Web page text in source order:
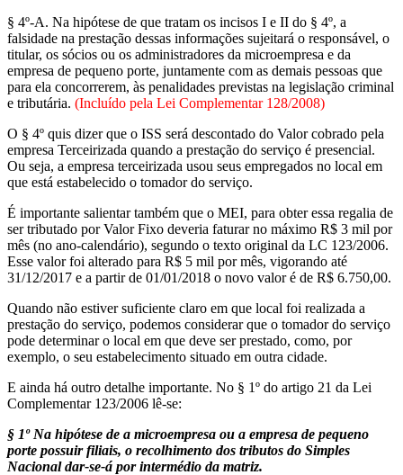
§ 4º-A. Na hipótese de que tratam os incisos I e II do § 4º, a
falsidade na prestação dessas informações sujeitará o responsável, o
titular, os sócios ou os administradores da microempresa e da
empresa de pequeno porte, juntamente com as demais pessoas que
para ela concorrerem, às penalidades previstas na legislação criminal
e tributária. (Incluído pela Lei Complementar 128/2008)
O § 4º quis dizer que o ISS será descontado do Valor cobrado pela
empresa Terceirizada quando a prestação do serviço é presencial.
Ou seja, a empresa terceirizada usou seus empregados no local em
que está estabelecido o tomador do serviço.
É importante salientar também que o MEI, para obter essa regalia de
ser tributado por Valor Fixo deveria faturar no máximo R$ 3 mil por
mês (no ano-calendário), segundo o texto original da LC 123/2006.
Esse valor foi alterado para R$ 5 mil por mês, vigorando até
31/12/2017 e a partir de 01/01/2018 o novo valor é de R$ 6.750,00.
Quando não estiver suficiente claro em que local foi realizada a
prestação do serviço, podemos considerar que o tomador do serviço
pode determinar o local em que deve ser prestado, como, por
exemplo, o seu estabelecimento situado em outra cidade.
E ainda há outro detalhe importante. No § 1º do artigo 21 da Lei
Complementar 123/2006 lê-se:
§ 1º Na hipótese de a microempresa ou a empresa de pequeno
porte possuir filiais, o recolhimento dos tributos do Simples
Nacional dar-se-á por intermédio da matriz.